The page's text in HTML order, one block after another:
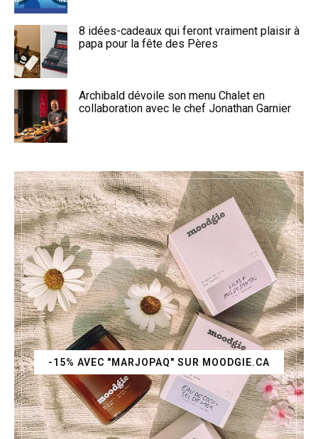
8 idées-cadeaux qui feront vraiment plaisir à
papa pour la fête des Pères
Archibald dévoile son menu Chalet en
collaboration avec le chef Jonathan Garnier
-15% AVEC "MARJOPAQ" SUR MOODGIE.CA